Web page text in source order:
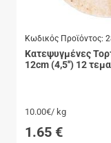
Κωδικός Προϊόντος:
Κατεψυγμένες
12cm (4,5'') 12
10.00€/ kg
1.65 €